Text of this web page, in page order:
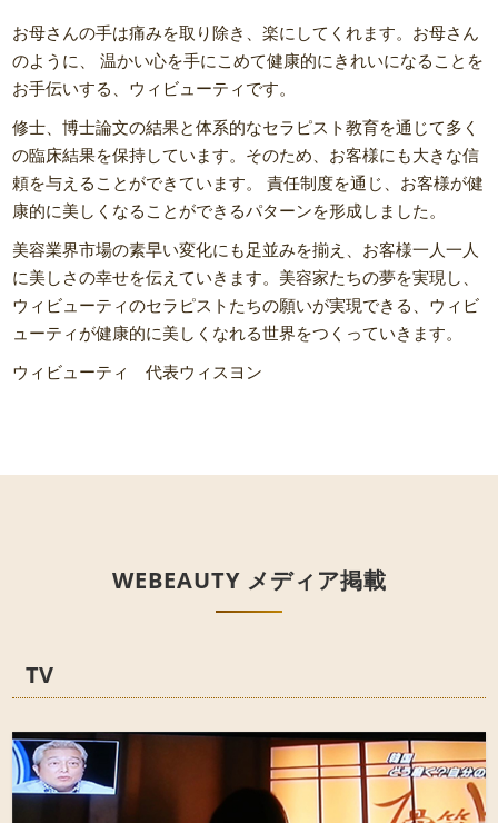
お母さんの手は痛みを取り除き、楽にしてくれます。お母さん
のように、 温かい心を手にこめて健康的にきれいになることを
お手伝いする、ウィビューティです。
修士、博士論文の結果と体系的なセラピスト教育を通じて多く
の臨床結果を保持しています。そのため、お客様にも大きな信
頼を与えることができています。 責任制度を通じ、お客様が健
康的に美しくなることができるパターンを形成しました。
美容業界市場の素早い変化にも足並みを揃え、お客様一人一人
に美しさの幸せを伝えていきます。美容家たちの夢を実現し、
ウィビューティのセラピストたちの願いが実現できる、ウィビ
ューティが健康的に美しくなれる世界をつくっていきます。
ウィビューティ 代表ウィスヨン
WEBEAUTY メディア掲載
TV